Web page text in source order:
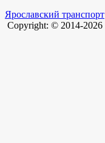
Ярославский транспорт
Copyright: © 2014-2026